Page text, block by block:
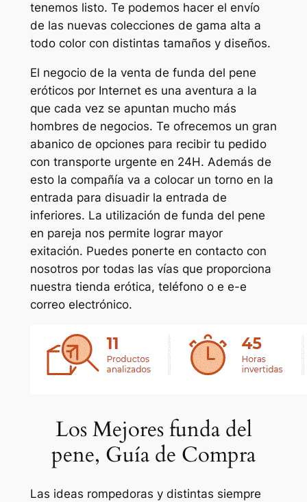
tenemos listo. Te podemos hacer el envío
de las nuevas colecciones de gama alta a
todo color con distintas tamaños y diseños.
El negocio de la venta de funda del pene
eróticos por Internet es una aventura a la
que cada vez se apuntan mucho más
hombres de negocios. Te ofrecemos un gran
abanico de opciones para recibir tu pedido
con transporte urgente en 24H. Además de
esto la compañía va a colocar un torno en la
entrada para disuadir la entrada de
inferiores. La utilización de funda del pene
en pareja nos permite lograr mayor
exitación. Puedes ponerte en contacto con
nosotros por todas las vías que proporciona
nuestra tienda erótica, teléfono o e e-e
correo electrónico.
Los Mejores funda del
pene, Guía de Compra
Las ideas rompedoras y distintas siempre